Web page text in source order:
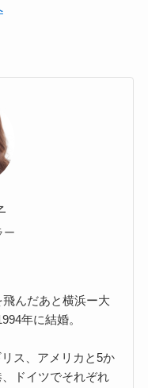
ー
んだあと横浜ー大
年に結婚。
ス、アメリカと5か
ドイツでそれぞれ